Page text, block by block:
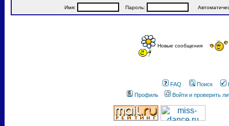
Имя: Пароль:
Новые сообщения
FAQ Поиск
Профиль
Войти и проверить